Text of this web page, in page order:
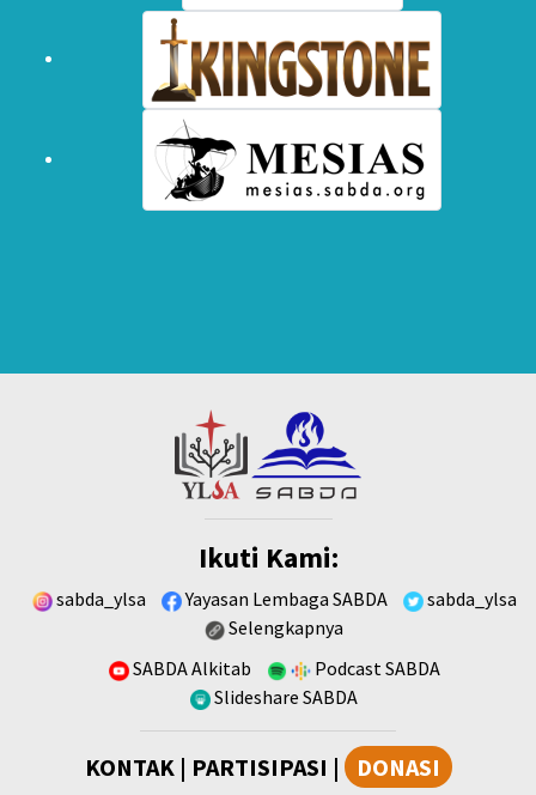
Ikuti Kami:
sabda_ylsa Yayasan Lembaga SABDA
sabda_ylsa
Selengkapnya
SABDA Alkitab
Podcast SABDA
Slideshare SABDA
KONTAK| PARTISIPASI | DONASI